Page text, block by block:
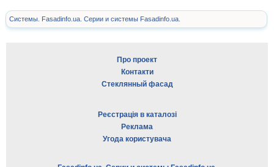
Системы. Fasadinfo.ua. Серии и системы Fasadinfo.ua.
Про проект
Контакти
Стеклянный фасад
Реєстрація в каталозі
Реклама
Угода користувача